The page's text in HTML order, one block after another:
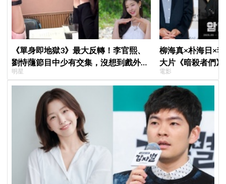
《單身即地獄3》最大反轉！李官熙、
劉恃蘟節目中少有交集，沒想到戲外低
調交往成真，甜蜜約會照曝光
明星
柳海真×朴海日×
大片《暗殺者們
1974韓第一夫人
電影